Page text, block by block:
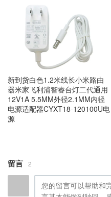
新到货白色1.2米线长小米路由
器米家飞利浦智睿台灯二代通用
12V1A 5.5MM外径2.1MM内径
电源适配器CYXT18-120100U电
源
留言 2